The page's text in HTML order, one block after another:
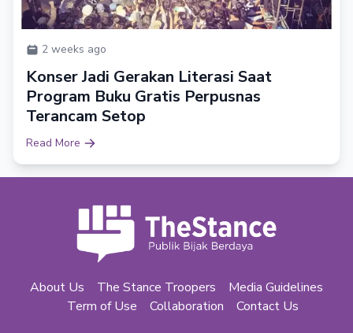
2 weeks ago
Konser Jadi Gerakan Literasi Saat
Program Buku Gratis Perpusnas
Terancam Setop
Read More
About Us The Stance Troopers
Media Guidelines
Term of Use
Collaboration Contact Us